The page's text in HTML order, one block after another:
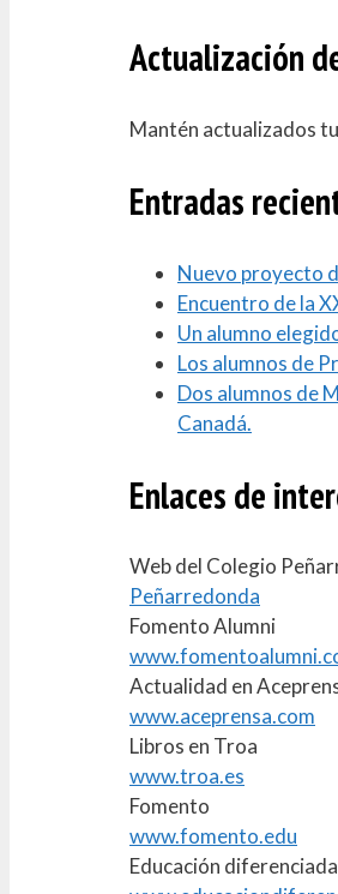
Actualización
Mantén actualizados
Entradas
Nuevo proyecto
Encuentro de la
Un alumno
Los alumnos de
Dos alumnos de
Canadá.
Enlaces de
Web del Colegio
Peñarredonda
Fomento Alumni
Actualidad en
www.aceprensa.com
Libros en Troa
www.troa.es
Fomento
www.fomento.edu
Educación diferenciada